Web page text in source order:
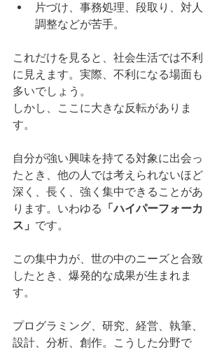
片づけ、事務処理、段取り、対人
調整などが苦手。
これだけを見ると、社会生活では不利
に見えます。実際、不利になる場面も
多いでしょう。
しかし、ここに大きな反転がありま
す。
自分が強い興味を持てる対象に出会っ
たとき、他の人では考えられないほど
深く、長く、強く集中できることがあ
ります。いわゆる 「ハイパーフォーカ
ス」 です。
この集中力が、世の中のニーズと合致
したとき、爆発的な成果が生まれま
す。
プログラミング、研究、経営、執筆、
設計、分析、創作。こうした分野で